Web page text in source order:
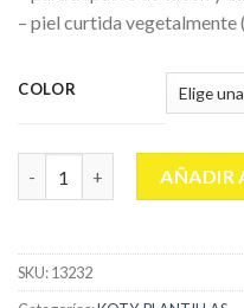
– piel curtida vegetalmente
COLOR
KOTY ANTIDESLIZANTE
AÑADIR
SKU:13232